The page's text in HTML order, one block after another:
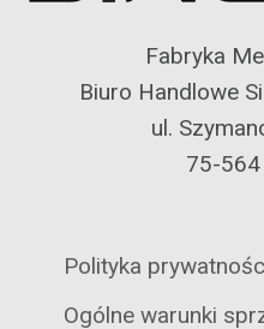
Fabryka
Biuro Handlowe
ul.
75-
Polityka
Ogólne warunki